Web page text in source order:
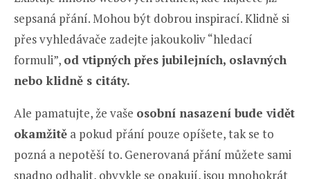
sepsaná přání. Mohou být dobrou inspirací. Klidně si
přes vyhledávače zadejte jakoukoliv “hledací
formuli”, od vtipných přes jubilejních, oslavných
nebo klidně s citáty.
Ale pamatujte, že vaše osobní nasazení bude vidět
okamžitě a pokud přání pouze opíšete, tak se to
pozná a nepotěší to. Generovaná přání můžete sami
snadno odhalit, obvykle se opakují, jsou mnohokrát